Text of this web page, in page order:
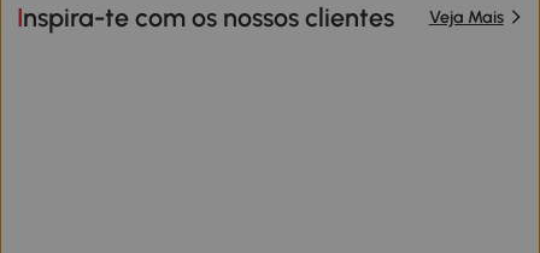
Inspira-te com os nossos clientes Veja Mais